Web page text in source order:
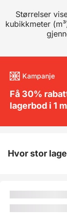
Størrelser
kubikkmeter
Kampanje
Få 30%
lagerbod i 1
Hvor stor